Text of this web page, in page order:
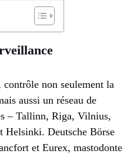
non seulement la
aussi un réseau de
– Tallinn, Riga, Vilnius,
Helsinki. Deutsche Börse
et Eurex, mastodonte